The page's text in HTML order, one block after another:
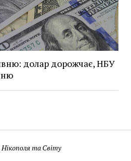
долар дорожчає, НБУ
та Світу